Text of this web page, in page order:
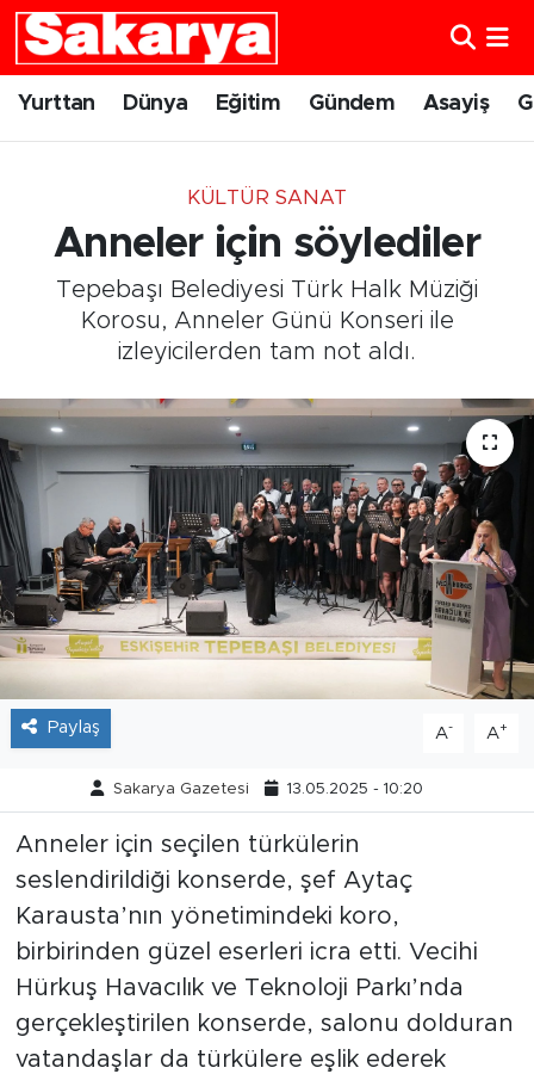
Yurttan Dünya Eğitim Gündem Asayiş
KÜLTÜR SANAT
Anneler için söylediler
Tepebaşı Belediyesi Türk Halk Müziği
Korosu, Anneler Günü Konseri ile
izleyicilerden tam not aldı.
Paylaş A- A+
Sakarya Gazetesi 13.05.2025 - 10:20
Anneler için seçilen türkülerin
seslendirildiği konserde, şef Aytaç
Karausta’nın yönetimindeki koro,
birbirinden güzel eserleri icra etti. Vecihi
Hürkuş Havacılık ve Teknoloji Parkı’nda
gerçekleştirilen konserde, salonu dolduran
vatandaşlar da türkülere eşlik ederek
Yurttan
Eskişehirspor
Spor
Sağlık
Kültür Sanat
Tarihçe
Resmi İlanlar
Söyleşi
Politika
Eskişehir Nöbetçi Eczaneler
Süper Lig Puan Durumu ve Fikstür
Tüm Manşetler
Son Dakika Haberleri
Haber Arşivi